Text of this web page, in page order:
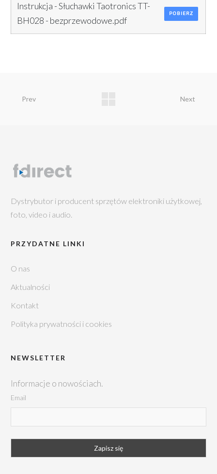
Instrukcja - Słuchawki Taotronics TT-
BH028 - bezprzewodowe.pdf
POBIERZ
Prev Next
Dystrybutor i producent sprzętów elektroniki użytkowej,
foto, video i audio.
PRZYDATNE LINKI
O nas
Aktualności
Kontakt
Polityka prywatności i cookies
NEWSLETTER
Informacje o nowościach.
Email